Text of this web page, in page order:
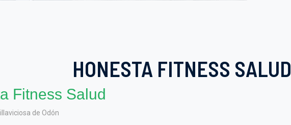
HONESTA FITNESS SALUD
Fitness Salud
de Odón